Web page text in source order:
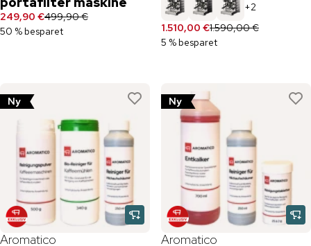
249,90 €499,90 €
50 % besparet
+2
1.510,00 €1.590,00 €
5 % besparet
Ny
Aromatico
Ny
Aromatico